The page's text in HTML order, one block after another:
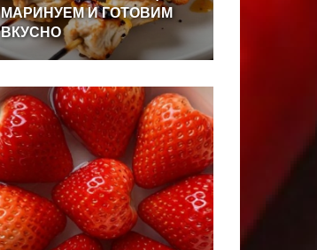
МАРИНУЕМИГОТОВИМ
ВКУСНО